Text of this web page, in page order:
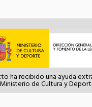
ha recibido una ayuda
Ministerio de Cultura y